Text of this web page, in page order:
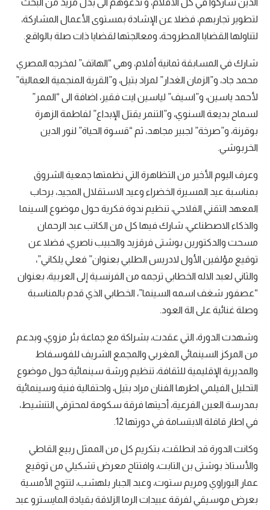
الذين شاركوا في كل الأفلام، و تدعوهم الى بذل مزيد من البحث
لتطوير تجاربهم، فضلا عن الإشادة بمستوى الأعمال المشاركة،
لتناولها القضايا المطروحة، ومعالجتها لقضايا ذات صلة بالواقع.
شارك في المسابقة ثمانية أفلام، وهي “الهاتف” لمخرجه المصري
محمد جاد، و”الزمان الغدار” لمراد بتيل، و”القرية المنجمية العمالية”
لأحمد ياسين، و”اسيف” لياسين ايت فقير، اضافة الى “الممر”
لسماح بديعة السنوي، و”التنمر يقتل الإبداع” لفاطمة الزهرة
بوقرنة، و”صرخة” لجبير مجاهد، ثم “قسوة الحياة” لنور الدين
الخربوشي.
وعرف اليوم الأخير من التظاهرة التي نظمتها جمعية الشروق
بمناسبة عيد المسيرة الخضراء وعيد الاستقلال المجيد، برحاب
المعهد التقني الفلاحي، تنظيم ندوة فكرية حول موضوع السينما
والذكاء الاصطناعي، شارك فيها كل من الكاتب عبد الرحمان
مسحت والدكتورين بوشتى فرقزيد والحبيب ناصري، فضلا عن
توقيع مؤلفين الأول لادريس الطلبي بعنوان” فعلي يلكاني”،
والثاني لعبد الاله الخطابي ترجمه من الفرنسية إلى العربية، بعنوان
“عصفور شغف اسمه السينما”، الخطابي الذي قدم بالمناسبة
وصلة غنائية على الة العود.
وشهدت الدورة، التي عقدت، بشراكة مع جماعة بئر مزوي، وبدعم
من المركز السينمائي المغربي والمجمع الشريف للفوسفاط
والمديرية الإقليمية للثقافة، تنظيم ورشة سينمائية حول موضوع
التحليل الفيلمي اطرها الفنان مراد بتيل، واحتفالية فنية وسينمائية
بمدرسة العين الفرعية، أحيتها فرقة سكومة لمحترفي التنشيط،
في اطار قافلة الابتسامة في دورتها 12.
وكانت الدورة قد انطلقت، بتكريم كل من الممثل ربيع القاطي
والأستاذ بوشتى بن التابت، وافتتاح معرض تشكيلي من توقيع
عمار البوراوي ومريم ستوت، وعبد الجبار بلهشب، لتتوج الأمسية
بعرض موسيقي لفرقة عبيدات الرما الزلاقة بقيادة المايسترو عبد